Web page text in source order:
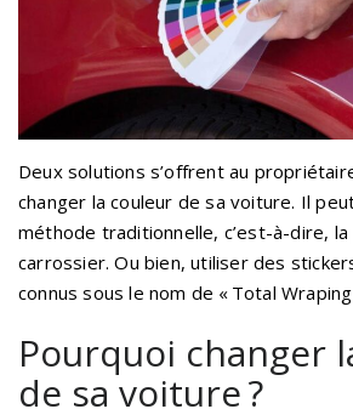
Deux solutions s’offrent au
changer la couleur de sa voiture. Il
méthode traditionnelle, c’est-à-dire,
carrossier. Ou bien, utiliser des
connus sous le nom de « Total Wraping
Pourquoi changer
de sa voiture ?